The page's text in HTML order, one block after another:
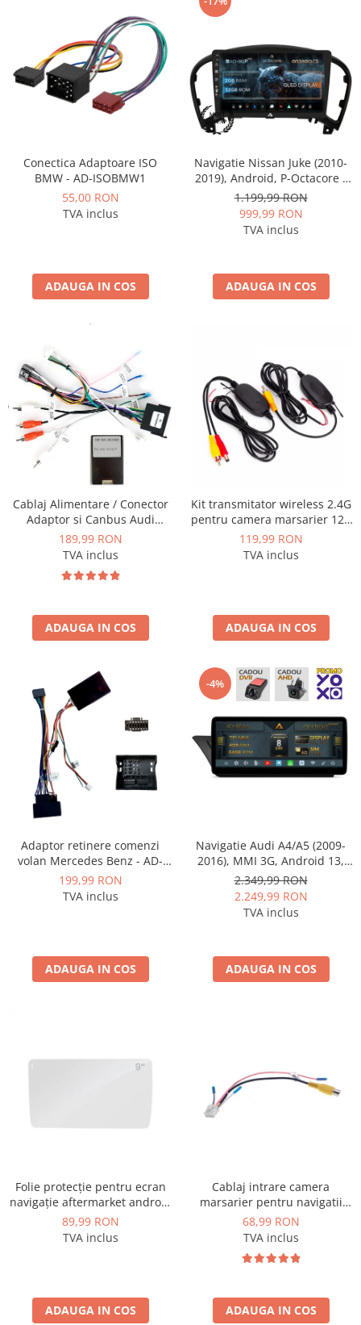
Conectica Adaptoare ISO
BMW - AD-ISOBMW1
55,00 RON
TVA inclus
ADAUGA IN COS
Navigatie Nissan Juke (2010-
2019), Android, P-Octacore /
2GB RAM + 32GB ROM, 9 Inch
- AD-BGP9002+AD-BGRKIT168
1.199,99 RON
999,99 RON
TVA inclus
ADAUGA IN COS
Cablaj Alimentare / Conector
Adaptor si Canbus Audi
A3/A4/A6/TT pentru navigatii
Android - AD-BGCAUDI5AE4I
189,99 RON
TVA inclus
ADAUGA IN COS
Kit transmitator wireless 2.4G
pentru camera marsarier 12V
- AD-BGCMW102
119,99 RON
TVA inclus
ADAUGA IN COS
Adaptor retinere comenzi
volan Mercedes Benz - AD-
BGRKIT407-C
199,99 RON
TVA inclus
ADAUGA IN COS
-4%
Navigatie Audi A4/A5 (2009-
2016), MMI 3G, Android 13,
MB-Octacore, 4GB RAM +
64GB ROM, 12.3 Inch - AD-
BGAA12004H+AD-
2.349,99 RON
2.249,99 RON
TVA inclus
ADAUGA IN COS
Folie protecție pentru ecran
navigație aftermarket android
9 inch - AD-BGCF9
89,99 RON
TVA inclus
ADAUGA IN COS
Cablaj intrare camera
marsarier pentru navigatii
Android - AD-BGCCAM1
68,99 RON
TVA inclus
ADAUGA IN COS